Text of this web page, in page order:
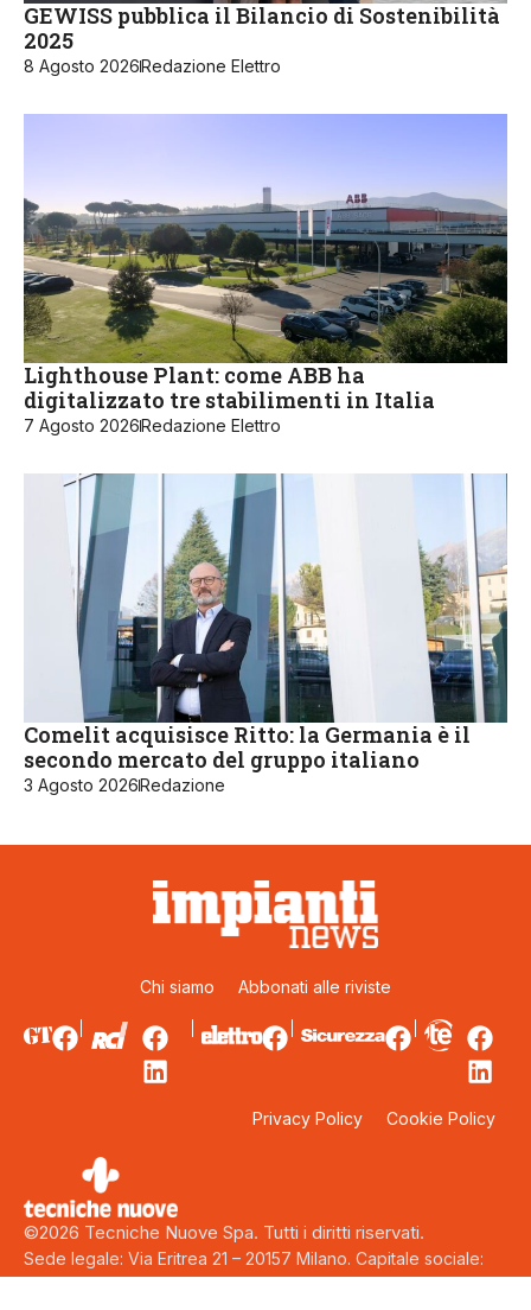
GEWISS pubblica il Bilancio di Sostenibilità
2025
8 Agosto 2026 Redazione Elettro
Lighthouse Plant: come ABB ha
digitalizzato tre stabilimenti in Italia
7 Agosto 2026 Redazione Elettro
Comelit acquisisce Ritto: la Germania è il
secondo mercato del gruppo italiano
3 Agosto 2026 Redazione
Chi siamo Abbonati alle riviste
Privacy Policy Cookie Policy
©2026 Tecniche Nuove Spa. Tutti i diritti riservati.
Sede legale: Via Eritrea 21 – 20157 Milano. Capitale sociale: